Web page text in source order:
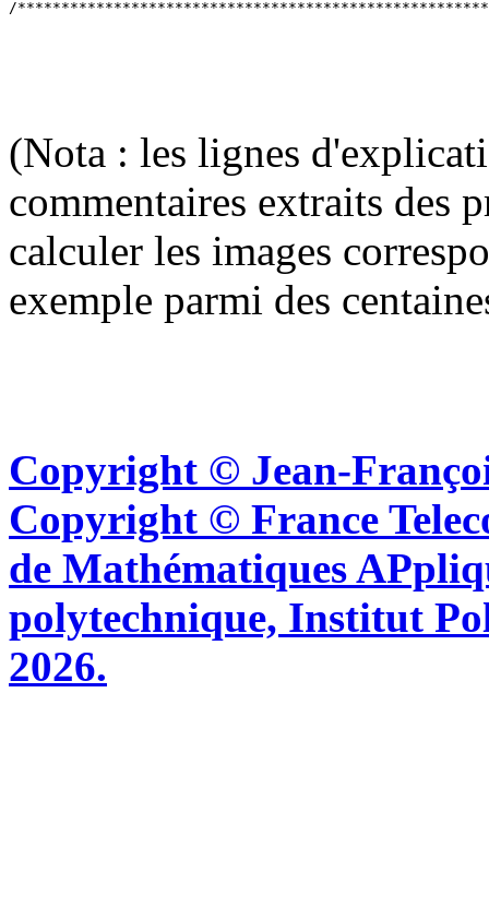
(Nota : les lignes
commentaires extraits des
calculer les images
exemple parmi des
Copyright © Jean-
Copyright © France
de Mathématiques
polytechnique, Institut
2026.